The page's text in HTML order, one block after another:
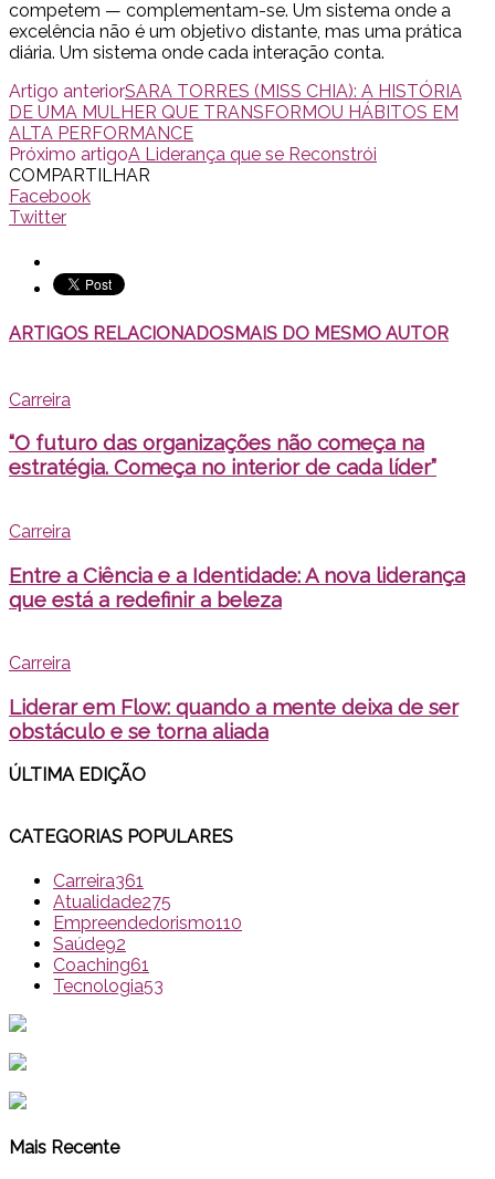
competem — complementam-se. Um sistema onde a
excelência não é um objetivo distante, mas uma prática
diária. Um sistema onde cada interação conta.
Artigo anteriorSARA TORRES (MISS CHIA): A HISTÓRIA
DE UMA MULHER QUE TRANSFORMOU HÁBITOS EM
ALTA PERFORMANCE
Próximo artigoA Liderança que se Reconstrói
COMPARTILHAR
Facebook
Twitter
ARTIGOS RELACIONADOSMAIS DO MESMO AUTOR
Carreira
“O futuro das organizações não começa na
estratégia. Começa no interior de cada líder”
Carreira
Entre a Ciência e a Identidade: A nova liderança
que está a redefinir a beleza
Carreira
Liderar em Flow: quando a mente deixa de ser
obstáculo e se torna aliada
ÚLTIMA EDIÇÃO
CATEGORIAS POPULARES
Carreira361
Atualidade275
Empreendedorismo110
Saúde92
Coaching61
Tecnologia53
Mais Recente